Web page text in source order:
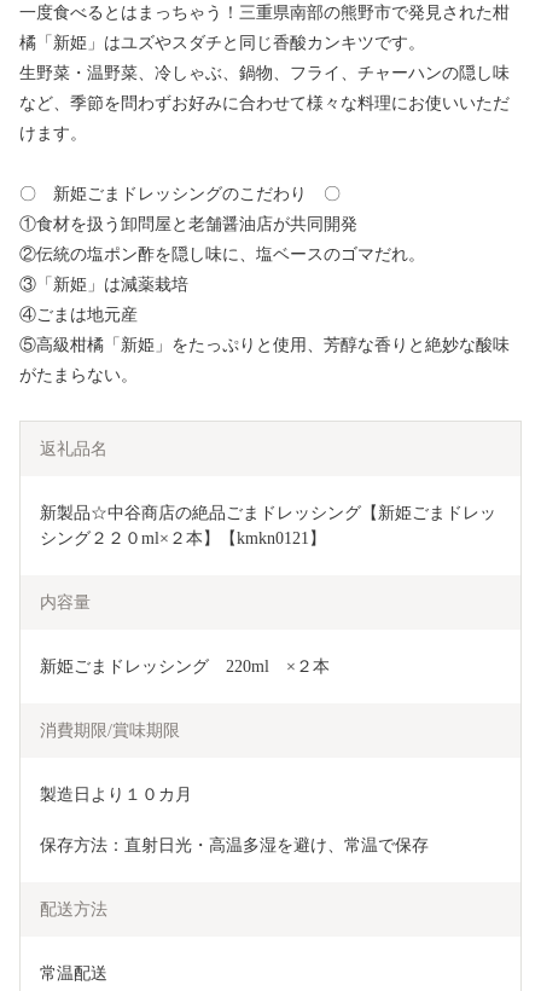
一度食べるとはまっちゃう！三重県南部の熊野市で発見された柑
橘「新姫」はユズやスダチと同じ香酸カンキツです。
生野菜・温野菜、冷しゃぶ、鍋物、フライ、チャーハンの隠し味
など、季節を問わずお好みに合わせて様々な料理にお使いいただ
けます。
〇 新姫ごまドレッシングのこだわり 〇
①食材を扱う卸問屋と老舗醤油店が共同開発
②伝統の塩ポン酢を隠し味に、塩ベースのゴマだれ。
③「新姫」は減薬栽培
④ごまは地元産
⑤高級柑橘「新姫」をたっぷりと使用、芳醇な香りと絶妙な酸味
がたまらない。
返礼品名
新製品☆中谷商店の絶品ごまドレッシング【新姫ごまドレッ
シング２２０ml×２本】【kmkn0121】
内容量
新姫ごまドレッシング　220ml　×２本
消費期限/賞味期限
製造日より１０カ月
保存方法：直射日光・高温多湿を避け、常温で保存
配送方法
常温配送